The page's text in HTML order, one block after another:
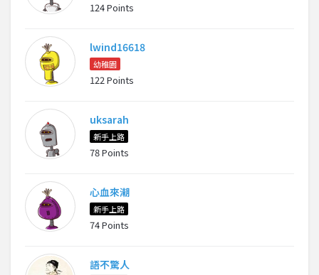
124 Points
lwind16618
幼稚園
122 Points
uksarah
新手上路
78 Points
心血來潮
新手上路
74 Points
語不驚人